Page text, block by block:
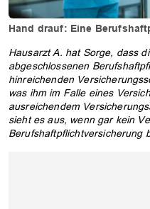
Hand drauf: Eine
Hausarzt A. hat Sorge, dass
abgeschlossenen
hinreichenden
was ihm im Falle eines
ausreichendem
sieht es aus, wenn gar kein
Berufshaftpflichtversicherung